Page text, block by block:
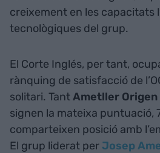
creixement en les capacitats
tecnològiques del grup.
El Corte Inglés, per tant,
rànquing de satisfacció de
solitari. TantAmetller Origen
signen la mateixa puntuació,
comparteixen posició amb
El grup liderat perJosep